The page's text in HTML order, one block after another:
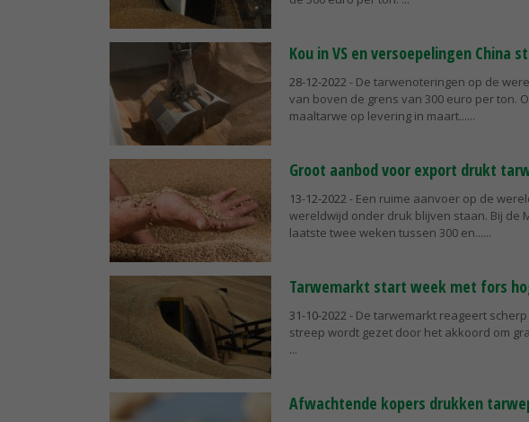
Kou in VS en versoepelingen China
28-12-2022 - De tarwenoteringen op de
van boven de grens van 300 euro per ton.
maaltarwe op levering in maart...
Groot aanbod voor export drukt
13-12-2022 - Een ruime aanvoer op de
wereldwijd onder druk blijven staan. Bij de
laatste twee weken tussen 300 en...
Tarwemarkt start week met fors
31-10-2022 - De tarwemarkt reageert
streep wordt gezet door het akkoord om
Afwachtende kopers drukken